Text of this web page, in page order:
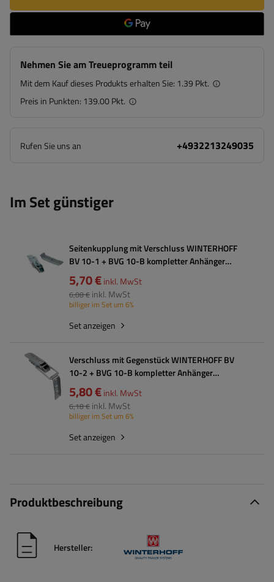
Nehmen Sie am Treueprogramm teil
Mit dem Kauf dieses Produkts erhalten Sie: 1.39 Pkt.
Preis in Punkten: 139.00 Pkt.
Rufen Sie uns an +4932213249035
Im Set günstiger
Seitenkupplung mit Verschluss WINTERHOFF
BV 10-1 + BVG 10-B kompletter Anhänger
Seitenverschluss
5,70 €inkl. MwSt
6,08 € inkl. MwSt
billiger im Set um 6%
Set anzeigen
Verschluss mit Gegenstück WINTERHOFF BV
10-2 + BVG 10-B kompletter Anhänger
Seitenverschluss
5,80 €inkl. MwSt
6,18 € inkl. MwSt
billiger im Set um 6%
Set anzeigen
Produktbeschreibung
Hersteller: